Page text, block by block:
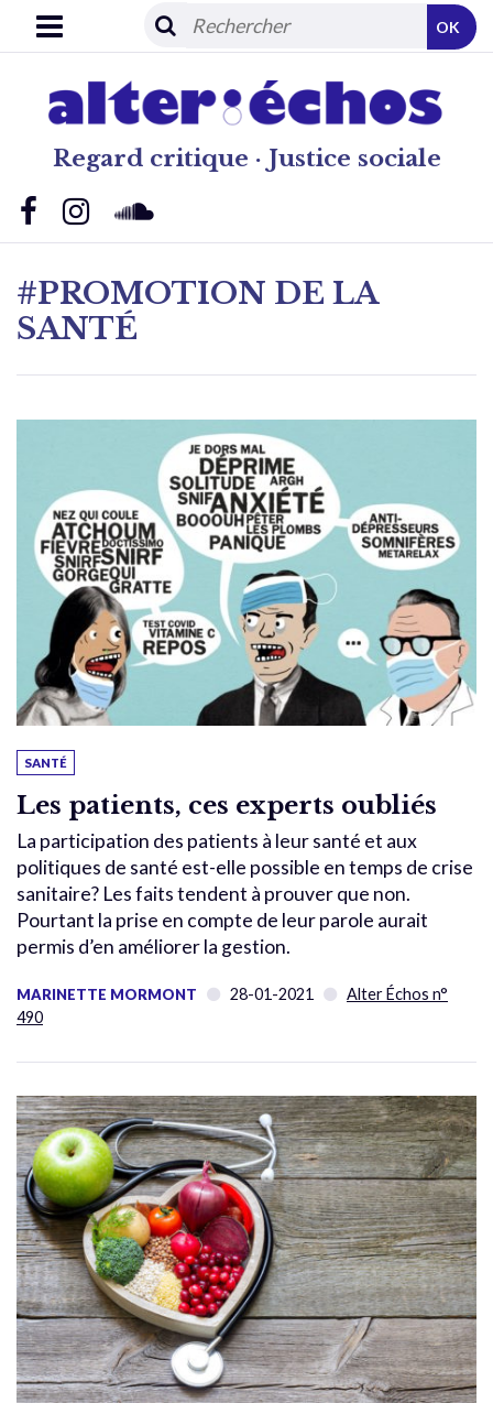
Regard critique · Justice sociale
OK
#PROMOTION DE LA
SANTÉ
SANTÉ
Les patients, ces experts oubliés
La participation des patients à leur santé et aux
politiques de santé est-elle possible en temps de crise
sanitaire? Les faits tendent à prouver que non.
Pourtant la prise en compte de leur parole aurait
permis d’en améliorer la gestion.
MARINETTE MORMONT 28-01-2021
Alter Échos n°
490